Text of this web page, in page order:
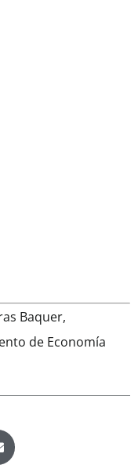
Baquer,
de Economía